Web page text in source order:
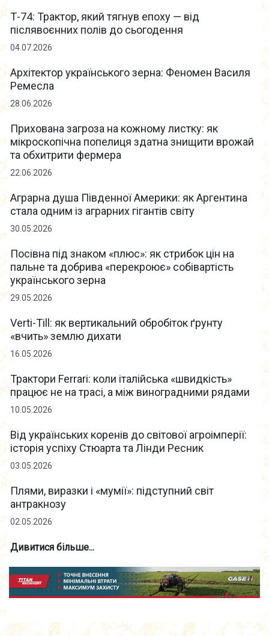
Т-74: Трактор, який тягнув епоху — від
післявоєнних полів до сьогодення
04.07.2026
Архітектор українського зерна: Феномен Василя
Ремесла
28.06.2026
Прихована загроза на кожному листку: як
мікроскопічна попелиця здатна знищити врожай
та обхитрити фермера
22.06.2026
Аграрна душа Південної Америки: як Аргентина
стала одним із аграрних гігантів світу
30.05.2026
Посівна під знаком «плюс»: як стрибок цін на
пальне та добрива «перекроює» собівартість
українського зерна
29.05.2026
Verti-Till: як вертикальний обробіток ґрунту
«вчить» землю дихати
16.05.2026
Трактори Ferrari: коли італійська «швидкість»
працює не на трасі, а між виноградними рядами
10.05.2026
Від українських коренів до світової агроімперії:
історія успіху Стюарта та Лінди Ресник
03.05.2026
Плями, виразки і «мумії»: підступний світ
антракнозу
02.05.2026
Дивитися більше...